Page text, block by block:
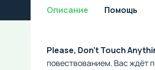
Описание Помощь
Please, Don't Touch
повествованием. Вас ждёт